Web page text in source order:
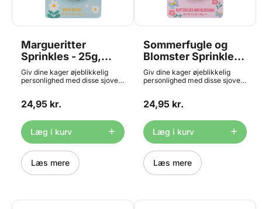
Margueritter
Sprinkles - 25g,
PME
Giv dine kager øjeblikkelig
personlighed med disse sjove
sprinkles formet som små
en størrelse på ca. 12mm.
Perfekte til cupcakes,
doughnuts, desserter, is og
meget mere. Sprinkle Charms
fås i mange temaer, så de
passer til enhver anledning.
Indhold: 25g Størrelse: ca.
24,95 kr.
Læg i kurv
Læs mere
Sommerfugle og
Blomster Sprinkles -
25g, PME
Giv dine kager øjeblikkelig
personlighed med disse sjove
sprinkles formet som små
med en størrelse på ca. 16mm.
Perfekte til cupcakes,
doughnuts, desserter, is og
meget mere. Sprinkle Charms
fås i mange temaer, så de
passer til enhver anledning.
Indhold: 25g Størrelse: ca.
24,95 kr.
Læg i kurv
Læs mere